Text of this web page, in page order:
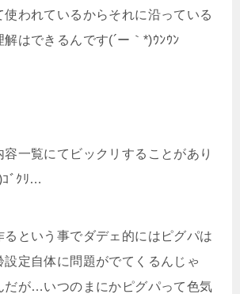
使われているからそれに沿っている
はできるんです(´ー｀*)ｳﾝｳﾝ
容一覧にてビックリすることがあり
ｺﾞｸﾘ…
るという事でダデェ的にはピグパは
設定自体に問題がでてくるんじゃ
だが…いつのまにかピグパって色気